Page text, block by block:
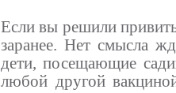
Если вы решили
заранее. Нет смысла
дети, посещающие
любой другой